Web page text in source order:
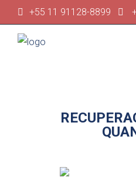
+55 11 91128-8899